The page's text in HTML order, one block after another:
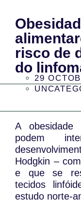
risco de
do
29
A obesidade
podem
Hodgkin –
e que se
tecidos
estudo norte-